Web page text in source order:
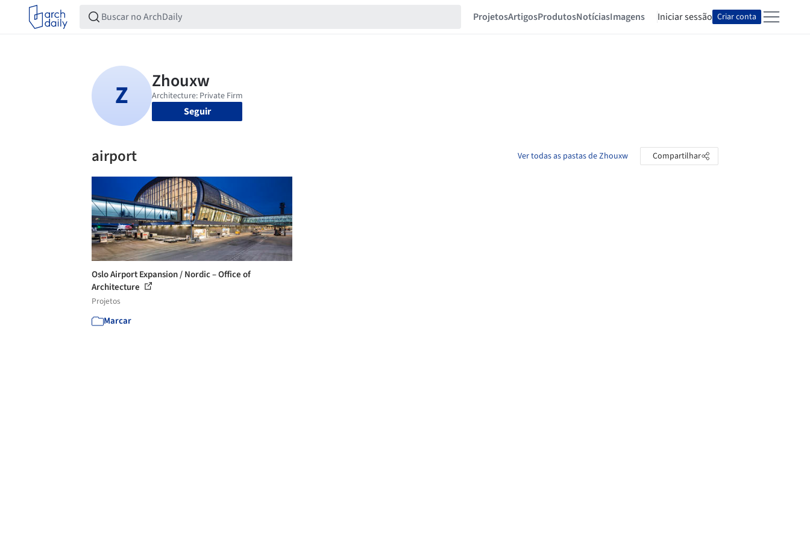
ProjetosArtigosProdutosNotíciasImagens Iniciar sessão Criar conta
Seguir
airport Ver todas as pastas de Zhouxw Compartilhar
Oslo Airport Expansion / Nordic – Office of
Architecture
Projetos
Marcar